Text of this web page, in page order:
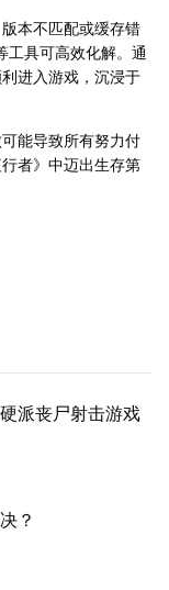
本不匹配或缓存错
工具可高效化解。通
进入游戏，沉浸于
能导致所有努力付
者》中迈出生存第
派丧尸射击游戏
？